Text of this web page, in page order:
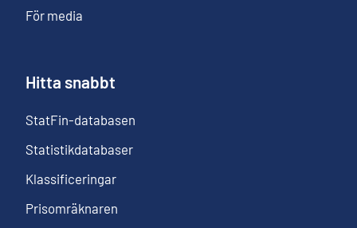
För media
Hitta snabbt
StatFin-databasen
Statistikdatabaser
Klassificeringar
Prisomräknaren